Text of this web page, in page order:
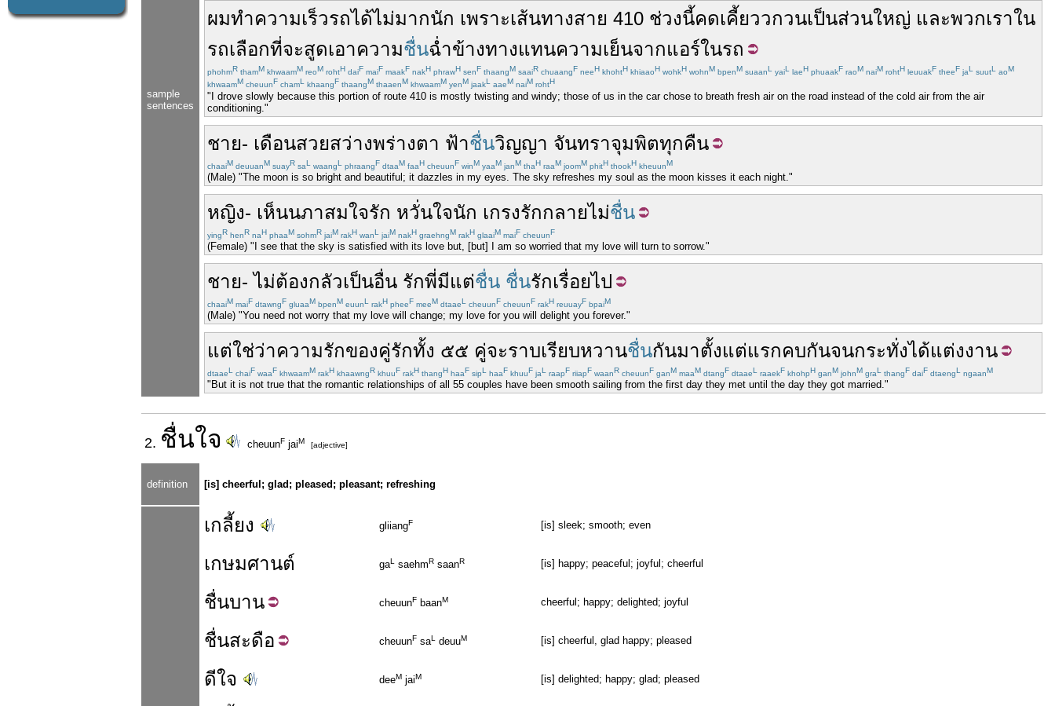
sample
sentences
ผมทำความเร็วรถได้ไม่มากนัก เพราะเส้นทางสาย 410 ช่วงนี้คดเคี้ยววกวนเป็นส่วนใหญ่ และพวกเราใน
รถเลือกที่จะสูดเอาความชื่นฉ่ำข้างทางแทนความเย็นจากแอร์ในรถ
phohmR thamM khwaamM reoM rohtH daiF maiF maakF nakH phrawH senF thaangM saaiR chuaangF neeH khohtH khiaaoH wohkH wohnM bpenM suaanL yaiL laeH phuaakF raoM naiM rohtH leuuakF theeF jaL suutL aoM
khwaamM cheuunF chamL khaangF thaangM thaaenM khwaamM yenM jaakL aaeM naiM rohtH
"I drove slowly because this portion of route 410 is mostly twisting and windy; those of us in the car chose to breath fresh air on the road instead of the cold air from the air
conditioning."
ชาย- เดือนสวยสว่างพร่างตา ฟ้าชื่นวิญญา จันทราจุมพิตทุกคืน
chaaiM deuuanM suayR saL waangL phraangF dtaaM faaH cheuunF winM yaaM janM thaH raaM joomM phitH thookH kheuunM
(Male) "The moon is so bright and beautiful; it dazzles in my eyes. The sky refreshes my soul as the moon kisses it each night."
หญิง- เห็นนภาสมใจรัก หวั่นใจนัก เกรงรักกลายไม่ชื่น
yingR henR naH phaaM sohmR jaiM rakH wanL jaiM nakH graehngM rakH glaaiM maiF cheuunF
(Female) "I see that the sky is satisfied with its love but, [but] I am so worried that my love will turn to sorrow."
ชาย-ไม่ต้องกลัวเป็นอื่น รักพี่มีแต่ชื่น ชื่นรักเรื่อยไป
chaaiM maiF dtawngF gluaaM bpenM euunL rakH pheeF meeM dtaaeL cheuunF cheuunF rakH reuuayF bpaiM
(Male) "You need not worry that my love will change; my love for you will delight you forever."
แต่ใช่ว่าความรักของคู่รักทั้ง ๕๕ คู่จะราบเรียบหวานชื่นกันมาตั้งแต่แรกคบกันจนกระทั่งได้แต่งงาน
dtaaeL chaiF waaF khwaamM rakH khaawngR khuuF rakH thangH haaF sipL haaF khuuF jaL raapF riiapF waanR cheuunF ganM maaM dtangF dtaaeL raaekF khohpH ganM johnM graL thangF daiF dtaengL ngaanM
"But it is not true that the romantic relationships of all 55 couples have been smooth sailing from the first day they met until the day they got married."
2. ชื่นใจ cheuunF jaiM [adjective]
definition [is] cheerful; glad; pleased; pleasant; refreshing
เกลี้ยง gliiangF [is] sleek; smooth; even
เกษมศานต์ gaL saehmR saanR [is] happy; peaceful; joyful; cheerful
ชื่นบาน cheuunF baanM cheerful; happy; delighted; joyful
ชื่นสะดือ cheuunF saL deuuM [is] cheerful, glad happy; pleased
ดีใจ deeM jaiM [is] delighted; happy; glad; pleased